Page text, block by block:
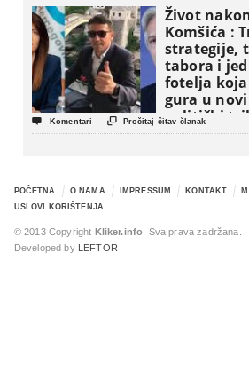
Život
Komšića :
strategije,
tabora i
fotelja koja
gura u novi
politički
 Komentari  Pročitaj čitav članak
POČETNA O NAMA IMPRESSUM KONTAKT
USLOVI KORIŠTENJA
© 2013 Copyright Kliker.info . Sva prava zadržana.
Developed by
LEFTOR